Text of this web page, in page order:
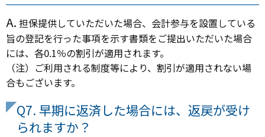
A. 担保提供していただいた場合、会計参与を設置している
旨の登記を行った事項を示す書類をご提出いただいた場合
には、各0.1％の割引が適用されます。
（注）ご利用される制度等により、割引が適用されない場
合もございます。
Q7. 早期に返済した場合には、返戻が受け
られますか？